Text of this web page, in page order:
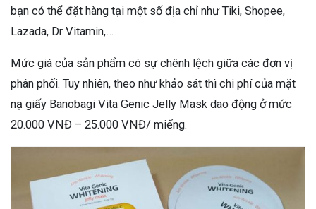
bạn có thể đặt hàng tại một số địa chỉ như Tiki, Shopee,
Lazada, Dr Vitamin,…
Mức giá của sản phẩm có sự chênh lệch giữa các đơn vị
phân phối. Tuy nhiên, theo như khảo sát thì chi phí của mặt
nạ giấy Banobagi Vita Genic Jelly Mask dao động ở mức
20.000 VNĐ – 25.000 VNĐ/ miếng.